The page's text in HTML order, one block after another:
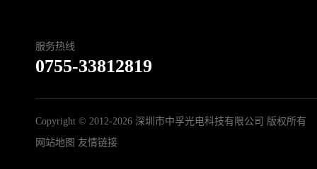
服务热线
0755-33812819
Copyright © 2012-2026 深圳市中孚光电科技有限公司 版权所有
网站地图 友情链接